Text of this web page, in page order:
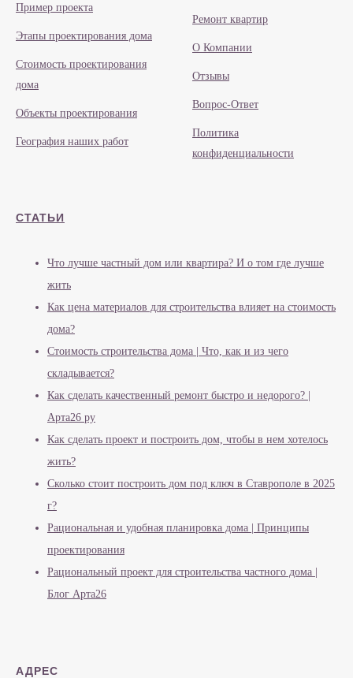
Пример проекта
Этапы проектирования дома
Стоимость проектирования
дома
Объекты проектирования
География наших работ
Ремонт квартир
О Компании
Отзывы
Вопрос-Ответ
Политика
конфиденциальности
СТАТЬИ
Что лучше частный дом или квартира? И о том где лучше
жить
Как цена материалов для строительства влияет на стоимость
дома?
Стоимость строительства дома | Что, как и из чего
складывается?
Как сделать качественный ремонт быстро и недорого? |
Арта26 ру
Как сделать проект и построить дом, чтобы в нем хотелось
жить?
Сколько стоит построить дом под ключ в Ставрополе в 2025
г?
Рациональная и удобная планировка дома | Принципы
проектирования
Рациональный проект для строительства частного дома |
Блог Арта26
АДРЕС